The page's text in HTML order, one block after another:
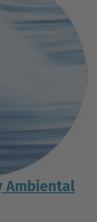
Ambiental